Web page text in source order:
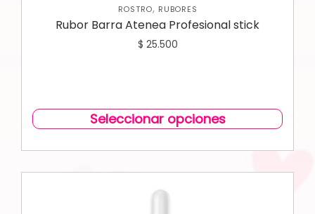
ROSTRO, RUBORES
Rubor Barra Atenea Profesional stick
$ 25.500
Seleccionar opciones